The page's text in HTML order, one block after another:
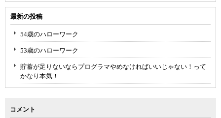
最新の投稿
54歳のハローワーク
53歳のハローワーク
貯蓄が足りないならプログラマやめなければいいじゃない！って
かなり本気！
コメント